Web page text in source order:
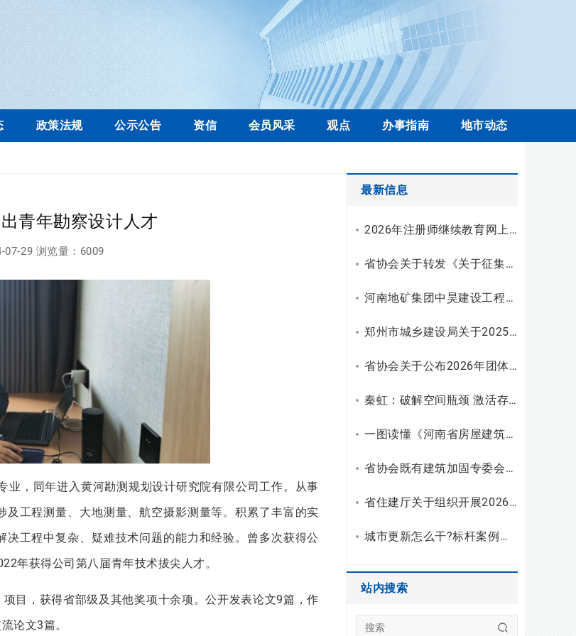
政策法规 公示公告 资信 会员风采 观点 办事指南 地市动态
青年勘察设计人才
07-29 浏览量： 6009
，同年进入黄河勘测规划设计研究院有限公司工作。从事
工程测量、大地测量、航空摄影测量等。积累了丰富的实
工程中复杂、疑难技术问题的能力和经验。曾多次获得公
年获得公司第八届青年技术拔尖人才。
目，获得省部级及其他奖项十余项。公开发表论文9篇，作
论文3篇。
最新信息
2026年注册师继续教育网上学习操作流程
省协会关于转发《关于征集工程勘察设计行业科技创新案例的通知》的通知
河南地矿集团中昊建设工程有限公司资质升级，综合技术服务实力再上新台阶
郑州市城乡建设局关于2025年工程勘察设计统计调查有关情况的通报
省协会关于公布2026年团体标准（设计）立项和复审结果的通知
秦虹：破解空间瓶颈 激活存量潜能
一图读懂《河南省房屋建筑安全使用指南（试行）》
省协会既有建筑加固专委会召开2026年二季度主任会议
省住建厅关于组织开展2026年度勘察设计行业“双随机、一公开”检查的通知
城市更新怎么干?标杆案例拆解与建筑企业破局之路
站内搜索